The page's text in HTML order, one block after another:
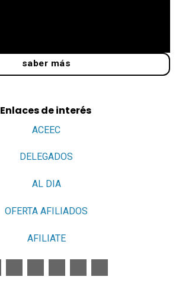
saber más
Enlaces de interés
ACEEC
DELEGADOS
AL DIA
OFERTA AFILIADOS
AFILIATE